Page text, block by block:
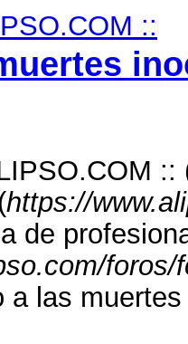
::
https://
de
foros/
a las